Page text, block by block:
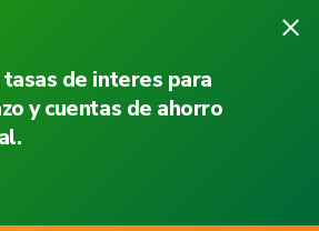
×
de interes para
y cuentas de ahorro